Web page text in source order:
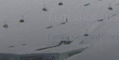
REITERHOF
Familie Gerhard
Niederthai 65
6441 Umhausen/Tirol